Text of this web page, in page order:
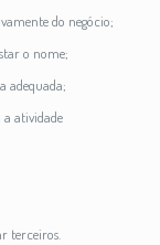
do negócio;
o nome;
adequada;
atividade
terceiros.